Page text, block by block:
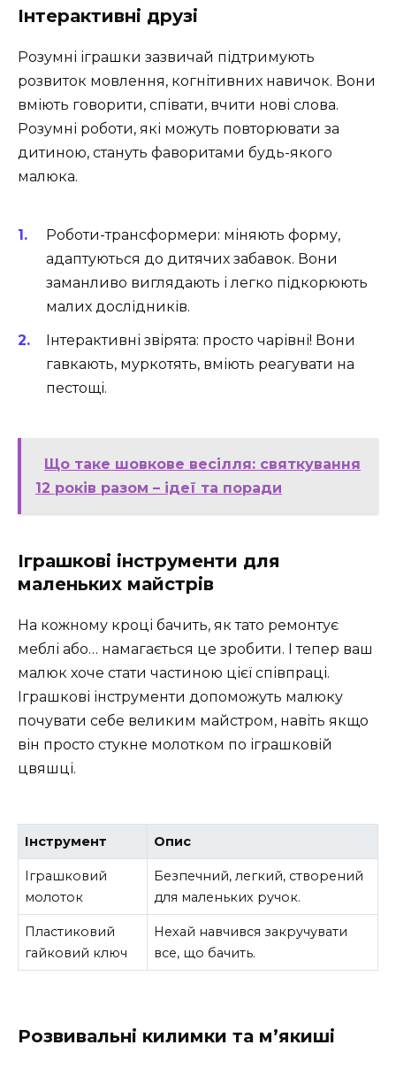
Інтерактивні друзі
Розумні іграшки зазвичай підтримують
розвиток мовлення, когнітивних навичок. Вони
вміють говорити, співати, вчити нові слова.
Розумні роботи, які можуть повторювати за
дитиною, стануть фаворитами будь-якого
малюка.
Роботи-трансформери: міняють форму,
адаптуються до дитячих забавок. Вони
заманливо виглядають і легко підкорюють
малих дослідників.
Інтерактивні звірята: просто чарівні! Вони
гавкають, муркотять, вміють реагувати на
пестощі.
Що таке шовкове весілля: святкування
12 років разом – ідеї та поради
Іграшкові інструменти для
маленьких майстрів
На кожному кроці бачить, як тато ремонтує
меблі або… намагається це зробити. І тепер ваш
малюк хоче стати частиною цієї співпраці.
Іграшкові інструменти допоможуть малюку
почувати себе великим майстром, навіть якщо
він просто стукне молотком по іграшковій
цвяшці.
Інструмент Опис
Іграшковий
молоток
Безпечний, легкий, створений
для маленьких ручок.
Пластиковий
гайковий ключ
Нехай навчився закручувати
все, що бачить.
Розвивальні килимки та м’якиші